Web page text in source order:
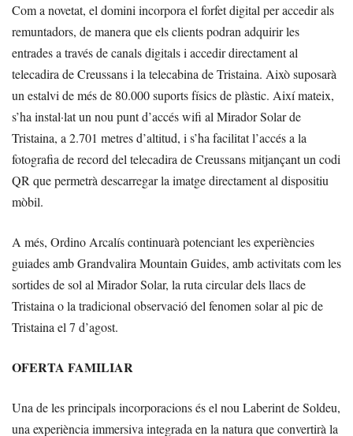
Com a novetat, el domini incorpora el forfet digital per accedir als
remuntadors, de manera que els clients podran adquirir les
entrades a través de canals digitals i accedir directament al
telecadira de Creussans i la telecabina de Tristaina. Això suposarà
un estalvi de més de 80.000 suports físics de plàstic. Així mateix,
s’ha instal·lat un nou punt d’accés wifi al Mirador Solar de
Tristaina, a 2.701 metres d’altitud, i s’ha facilitat l’accés a la
fotografia de record del telecadira de Creussans mitjançant un codi
QR que permetrà descarregar la imatge directament al dispositiu
mòbil.
A més, Ordino Arcalís continuarà potenciant les experiències
guiades amb Grandvalira Mountain Guides, amb activitats com les
sortides de sol al Mirador Solar, la ruta circular dels llacs de
Tristaina o la tradicional observació del fenomen solar al pic de
Tristaina el 7 d’agost.
OFERTA FAMILIAR
Una de les principals incorporacions és el nou Laberint de Soldeu,
una experiència immersiva integrada en la natura que convertirà la